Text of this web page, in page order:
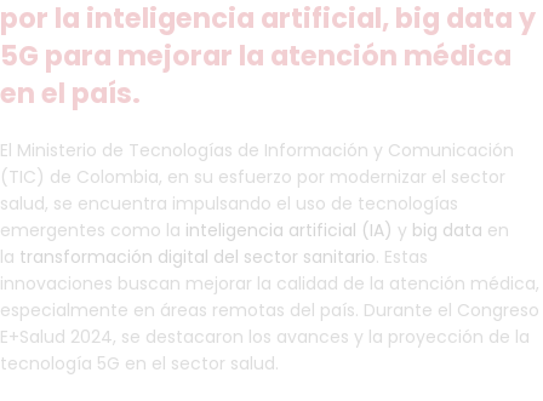
por la inteligencia artificial, big data y
5G para mejorar la atención médica
en el país.
El Ministerio de Tecnologías de Información y Comunicación
(TIC) de Colombia, en su esfuerzo por modernizar el sector
salud, se encuentra impulsando el uso de tecnologías
emergentes como la inteligencia artificial (IA) y big data en
la transformación digital del sector sanitario. Estas
innovaciones buscan mejorar la calidad de la atención médica,
especialmente en áreas remotas del país. Durante el Congreso
E+Salud 2024, se destacaron los avances y la proyección de la
tecnología 5G en el sector salud.